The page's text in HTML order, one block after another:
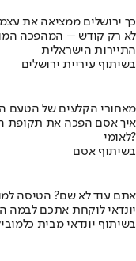
כך ירושלים ממציאה את
לא רק קודש – המהפכה
התיירות הישראלית
בשיתוף עיריית ירושלים
מאחורי הקלעים של הטעם
לאומי?
בשיתוף אסם
אתם עוד לא שם? הטיסה
יונדאי לוקחת אתכם לבמה
בשיתוף יונדאי מבית